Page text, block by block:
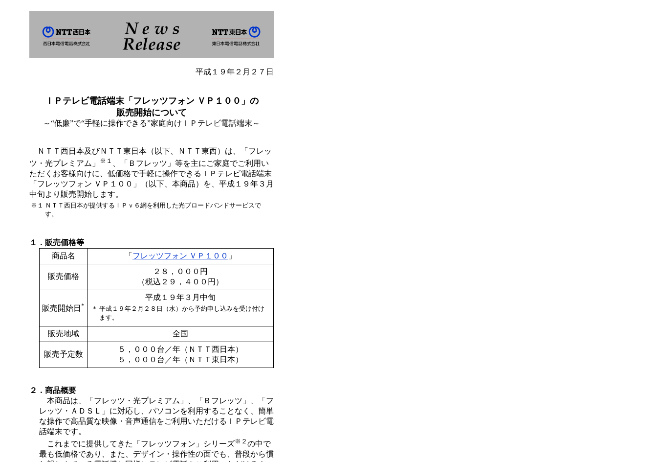
平成１９年２月２７日
ＩＰテレビ電話端末「フレッツフォン ＶＰ１００」の
販売開始について
～“低廉”で“手軽に操作できる”家庭向けＩＰテレビ電話端末～
ＮＴＴ西日本及びＮＴＴ東日本（以下、ＮＴＴ東西）は、「フレッ
ツ・光プレミアム」
※１
、「Ｂフレッツ」等を主にご家庭でご利用い
ただくお客様向けに、低価格で手軽に操作できるＩＰテレビ電話端末
「フレッツフォン ＶＰ１００」（以下、本商品）を、平成１９年３月
中旬より販売開始します。
※１ ＮＴＴ西日本が提供するＩＰｖ６網を利用した光ブロードバンドサービスで
す。
１．販売価格等
商品名
「 フレッツフォン ＶＰ１００ 」
販売価格
２８，０００円
（税込２９，４００円）
販売開始日 *
平成１９年３月中旬
＊ 平成１９年２月２８日（水）から予約申し込みを受け付け
ます。
販売地域 全国
販売予定数
５，０００台／年（ＮＴＴ西日本）
５，０００台／年（ＮＴＴ東日本）
２．商品概要
本商品は、「フレッツ・光プレミアム」、「Ｂフレッツ」、「フ
レッツ・ＡＤＳＬ」に対応し、パソコンを利用することなく、簡単
な操作で高品質な映像・音声通信をご利用いただけるＩＰテレビ電
話端末です。
これまでに提供してきた「フレッツフォン」シリーズ※２ の中で
最も低価格であり、また、デザイン・操作性の面でも、普段から慣